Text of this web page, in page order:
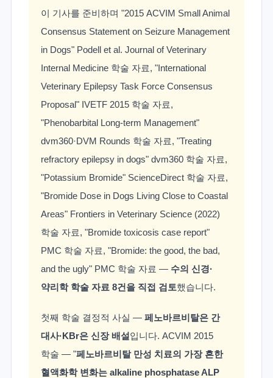
이 기사를 준비하며 "2015 ACVIM Small Animal
Consensus Statement on Seizure Management
in Dogs" Podell et al. Journal of Veterinary
Internal Medicine 학술 자료, "International
Veterinary Epilepsy Task Force Consensus
Proposal" IVETF 2015 학술 자료,
"Phenobarbital Long-term Management"
dvm360·DVM Rounds 학술 자료, "Treating
refractory epilepsy in dogs" dvm360 학술 자료,
"Potassium Bromide" ScienceDirect 학술 자료,
"Bromide Dose in Dogs Living Close to Coastal
Areas" Frontiers in Veterinary Science (2022)
학술 자료, "Bromide toxicosis case report"
PMC 학술 자료, "Bromide: the good, the bad,
and the ugly" PMC 학술 자료 — 수의 신경·
약리학 학술 자료 8건을 직접 검토했습니다.
첫째 학술 결정적 사실 — 페노바르비탈은 간
대사·KBr은 신장 배설입니다. ACVIM 2015
학술 — "페노바르비탈 만성 치료의 가장 흔한
혈액화학 변화는 alkaline phosphatase ALP